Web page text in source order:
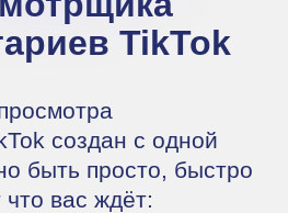
TikTok
создан с одной
быть просто, быстро
вас ждёт: